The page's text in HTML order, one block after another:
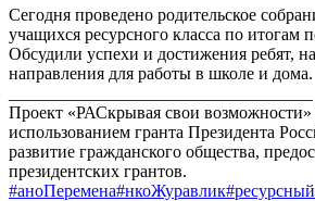
Сегодня проведено родительское
учащихся ресурсного класса по итогам
Обсудили успехи и достижения ребят,
направления для работы в школе и дома.
Проект «РАСкрывая свои возможности»
использованием гранта Президента
развитие гражданского общества,
президентских грантов.
#аноПеремена#нкоЖуравлик